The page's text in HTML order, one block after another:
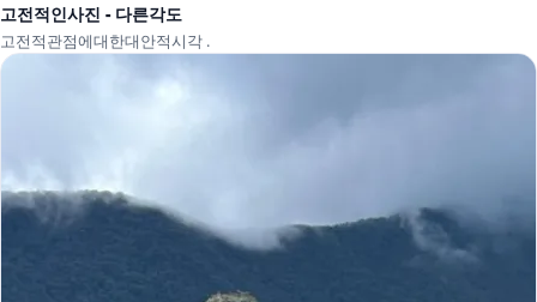
고전적인사진 - 다른각도
고전적관점에대한대안적시각 .